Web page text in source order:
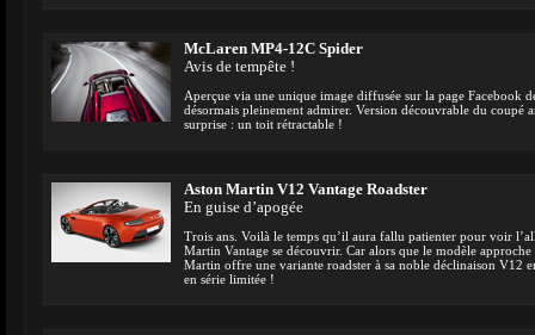
McLaren MP4-12C Spider
Avis de tempête !
Aperçue via une unique image diffusée sur la page Facebook
désormais pleinement admirer. Version découvrable du coupé
surprise : un toit rétractable !
Aston Martin V12 Vantage Roadster
En guise d’apogée
Trois ans. Voilà le temps qu’il aura fallu patienter pour voir
Martin Vantage se découvrir. Car alors que le modèle
Martin offre une variante roadster à sa noble déclinaison V12
en série limitée !